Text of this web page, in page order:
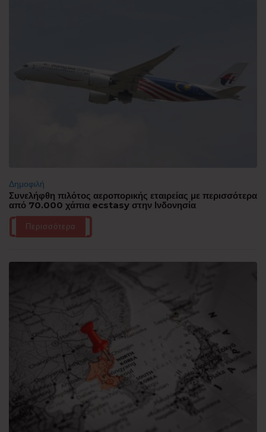
Δημοφιλή
Συνελήφθη πιλότος αεροπορικής εταιρείας με περισσότερα
από 70.000 χάπια ecstasy στην Ινδονησία
Περισσότερα